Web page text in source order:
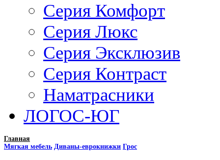
Серия Комфорт
Серия Люкс
Серия Эксклюзив
Серия Контраст
Наматрасники
ЛОГОС-ЮГ
Главная
Мягкая мебель Диваны-еврокнижки Грос